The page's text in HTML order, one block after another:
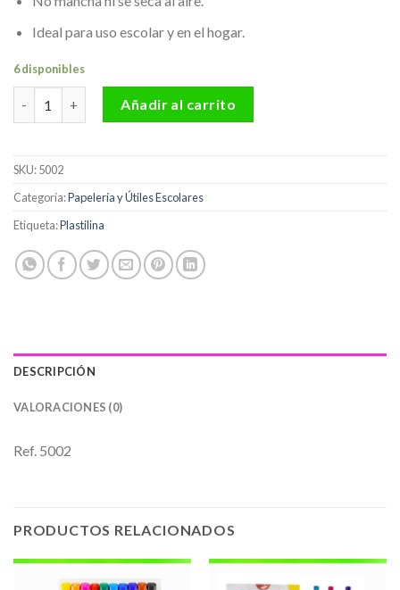
Ideal para uso escolar y en el hogar.
6 disponibles
Plastilina Mi Trensito Caja * 9 Barras cantidad
Añadir al carrito
SKU:5002
Categoría:Papelería y Útiles Escolares
Etiqueta:Plastilina
DESCRIPCIÓN
VALORACIONES (0)
Ref. 5002
PRODUCTOS RELACIONADOS